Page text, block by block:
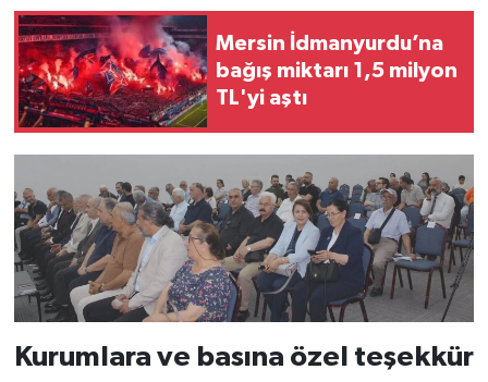
Mersin İdmanyurdu’na
bağış miktarı 1,5 milyon
TL'yi aştı
Kurumlara ve basına özel teşekkür